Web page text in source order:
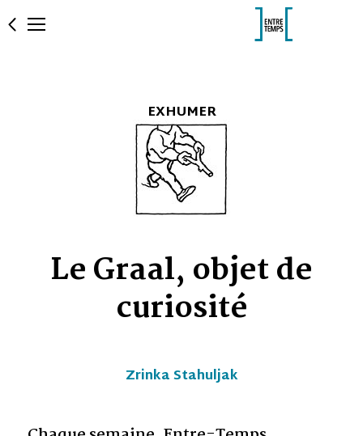
EXHUMER
Le Graal, objet de
curiosité
Zrinka Stahuljak